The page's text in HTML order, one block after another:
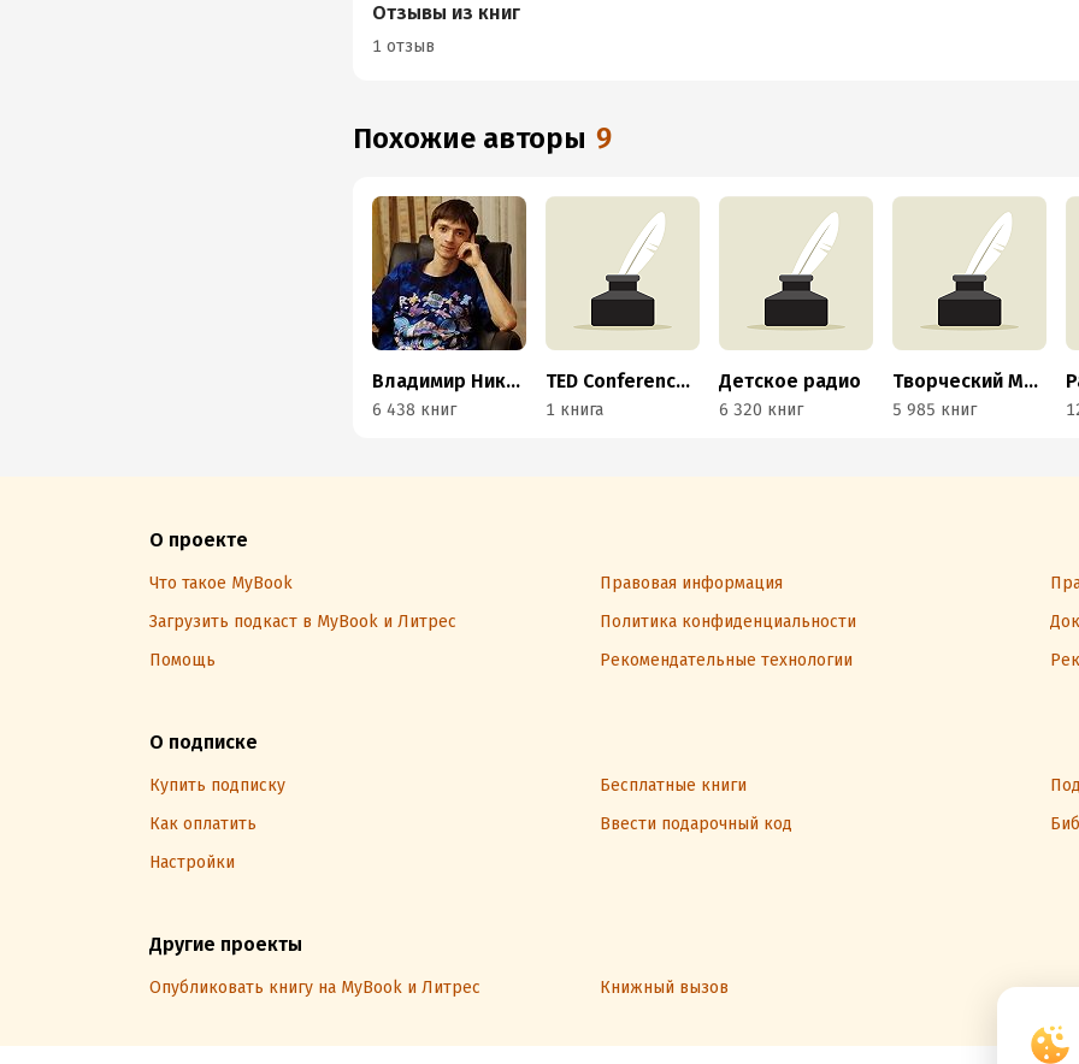
Отзывы из книг
1 отзыв
Похожие авторы 9
Владимир Никонов
6 438 книг
TED Conferences LLC
1 книга
Детское радио
6 320 книг
Творческий MojoMedia
5 985 книг
О проекте
Что такое MyBook Правовая информация
Загрузить подкаст в MyBook и Литрес
Политика конфиденциальности
Помощь
Рекомендательные технологии
О подписке
Купить подписку Бесплатные книги
Как оплатить
Ввести подарочный код
Настройки
Другие проекты
Опубликовать книгу на MyBook и Литрес Книжный вызов